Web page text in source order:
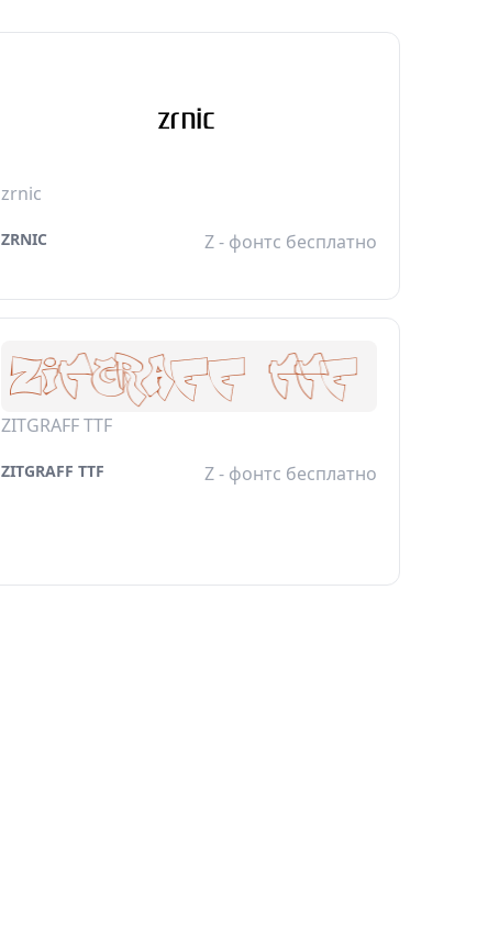
zrnic
ZRNIC Z - фонтс бесплатно
ZITGRAFF TTF
ZITGRAFF TTF Z - фонтс бесплатно